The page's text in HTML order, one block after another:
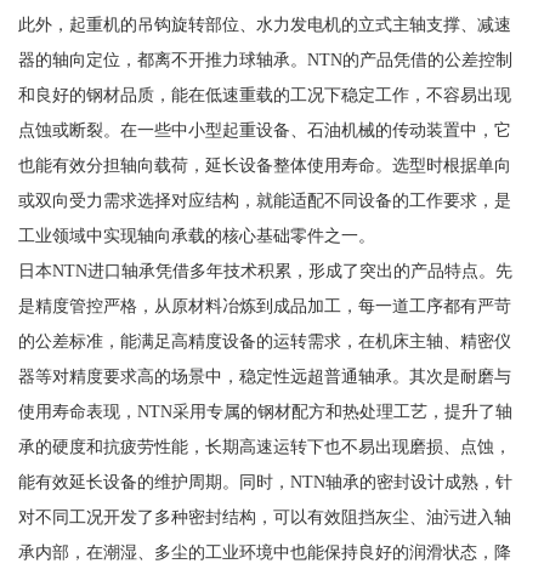
此外，起重机的吊钩旋转部位、水力发电机的立式主轴支撑、减速
器的轴向定位，都离不开推力球轴承。NTN的产品凭借的公差控制
和良好的钢材品质，能在低速重载的工况下稳定工作，不容易出现
点蚀或断裂。在一些中小型起重设备、石油机械的传动装置中，它
也能有效分担轴向载荷，延长设备整体使用寿命。选型时根据单向
或双向受力需求选择对应结构，就能适配不同设备的工作要求，是
工业领域中实现轴向承载的核心基础零件之一。
日本NTN进口轴承凭借多年技术积累，形成了突出的产品特点。先
是精度管控严格，从原材料冶炼到成品加工，每一道工序都有严苛
的公差标准，能满足高精度设备的运转需求，在机床主轴、精密仪
器等对精度要求高的场景中，稳定性远超普通轴承。其次是耐磨与
使用寿命表现，NTN采用专属的钢材配方和热处理工艺，提升了轴
承的硬度和抗疲劳性能，长期高速运转下也不易出现磨损、点蚀，
能有效延长设备的维护周期。同时，NTN轴承的密封设计成熟，针
对不同工况开发了多种密封结构，可以有效阻挡灰尘、油污进入轴
承内部，在潮湿、多尘的工业环境中也能保持良好的润滑状态，降